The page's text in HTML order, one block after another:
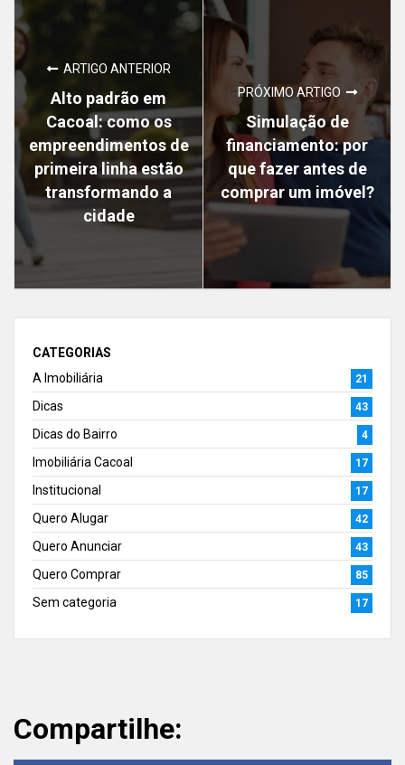
ARTIGO ANTERIOR
Alto padrão em
Cacoal: como os
empreendimentos de
primeira linha estão
transformando a
cidade
PRÓXIMO ARTIGO
Simulação de
financiamento: por
que fazer antes de
comprar um imóvel?
CATEGORIAS
A Imobiliária
21
Dicas 43
Dicas do Bairro 4
Imobiliária Cacoal 17
Institucional 17
Quero Alugar 42
Quero Anunciar 43
Quero Comprar 85
Sem categoria 17
Compartilhe: